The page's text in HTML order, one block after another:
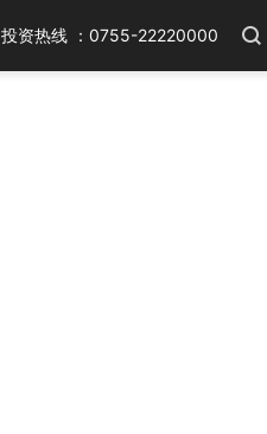
投资热线 ：0755-22220000